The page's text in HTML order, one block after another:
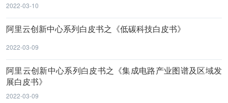
2022-03-10
阿里云创新中心系列白皮书之《低碳科技白皮书》
2022-03-09
阿里云创新中心系列白皮书之《集成电路产业图谱及区域发
展白皮书》
2022-03-09